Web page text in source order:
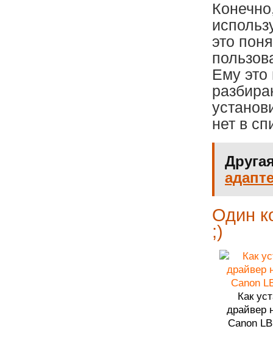
это
Ему это
нет в
Один
;)
Как
драйвер
Canon